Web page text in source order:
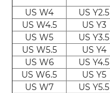
US W4 US Y2.5
US W4.5
US Y3
US W5
US Y3.5
US W5.5
US Y4
US W6
US Y4.5
US W6.5
US Y5
US W7
US Y5.5